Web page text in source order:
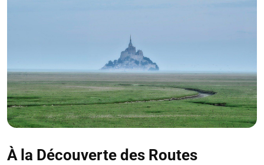
À la Découverte des Routes